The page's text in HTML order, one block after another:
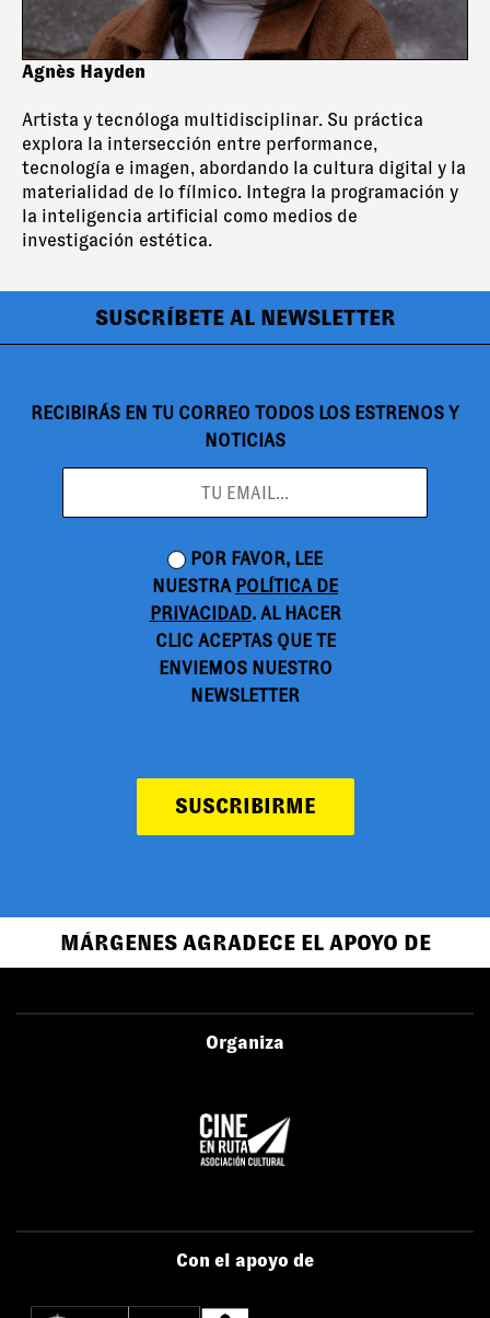
Agnès Hayden
Artista y tecnóloga multidisciplinar. Su práctica
explora la intersección entre performance,
tecnología e imagen, abordando la cultura digital y la
materialidad de lo fílmico. Integra la programación y
la inteligencia artificial como medios de
investigación estética.
SUSCRÍBETE AL NEWSLETTER
RECIBIRÁS EN TU CORREO TODOS LOS ESTRENOS Y
NOTICIAS
POR FAVOR, LEE
NUESTRA POLÍTICA DE
PRIVACIDAD. AL HACER
CLIC ACEPTAS QUE TE
ENVIEMOS NUESTRO
NEWSLETTER
SUSCRIBIRME
MÁRGENES AGRADECE EL APOYO DE
Organiza
Con el apoyo de